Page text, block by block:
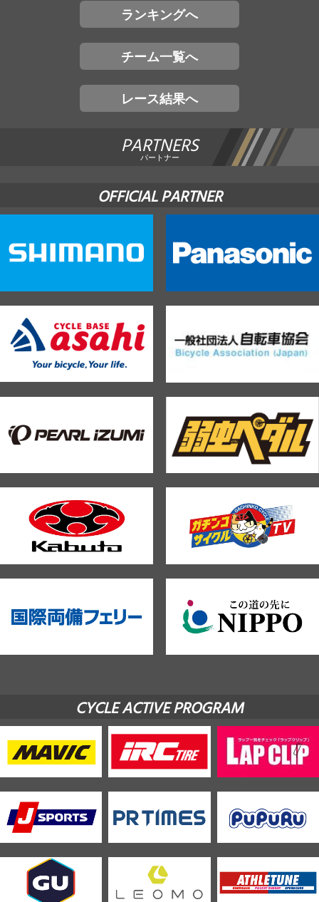
ランキングへ
チーム一覧へ
レース結果へ
PARTNERS
パートナー
OFFICIAL PARTNER
CYCLE ACTIVE PROGRAM